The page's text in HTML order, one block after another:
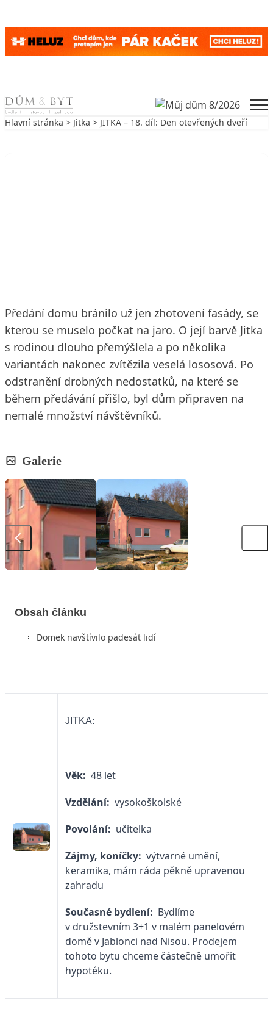
Skip to content
Hlavní stránka > Jitka > JITKA – 18. díl: Den otevřených dveří
Předání domu bránilo už jen zhotovení fasády, se
kterou se muselo počkat na jaro. O její barvě Jitka
s rodinou dlouho přemýšlela a po několika
variantách nakonec zvítězila veselá lososová. Po
odstranění drobných nedostatků, na které se
během předávání přišlo, byl dům připraven na
nemalé množství návštěvníků.
Galerie
Obsah článku
Domek navštívilo padesát lidí
JITKA:
Věk: 48 let
Vzdělání: vysokoškolské
Povolání: učitelka
Zájmy, koníčky: výtvarné umění,
keramika, mám ráda pěkně upravenou
zahradu
Současné bydlení: Bydlíme
v družstevním 3+1 v malém panelovém
domě v Jablonci nad Nisou. Prodejem
tohoto bytu chceme částečně umořit
hypotéku.